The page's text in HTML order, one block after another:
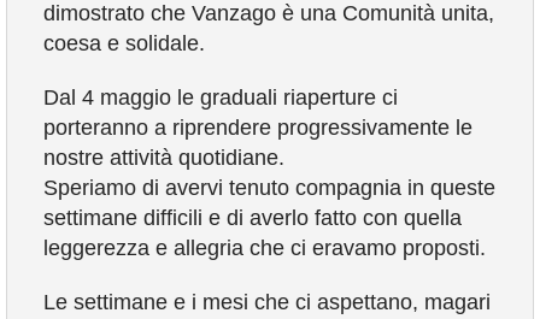
dimostrato che Vanzago è una Comunità unita,
coesa e solidale.
Dal 4 maggio le graduali riaperture ci
porteranno a riprendere progressivamente le
nostre attività quotidiane.
Speriamo di avervi tenuto compagnia in queste
settimane difficili e di averlo fatto con quella
leggerezza e allegria che ci eravamo proposti.
Le settimane e i mesi che ci aspettano, magari